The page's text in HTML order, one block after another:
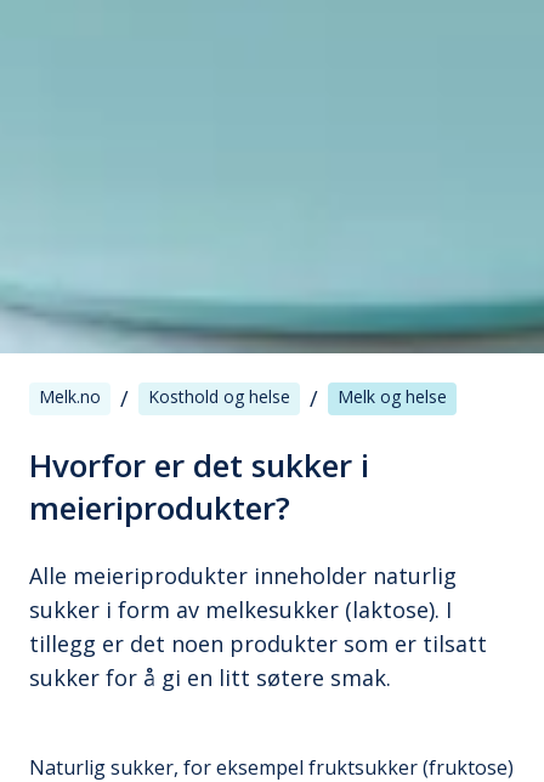
Melk.no / Kosthold og helse / Melk og helse
Hvorfor er det sukker i
meieriprodukter?
Alle meieriprodukter inneholder naturlig
sukker i form av melkesukker (laktose). I
tillegg er det noen produkter som er tilsatt
sukker for å gi en litt søtere smak.
Naturlig sukker, for eksempel fruktsukker (fruktose)